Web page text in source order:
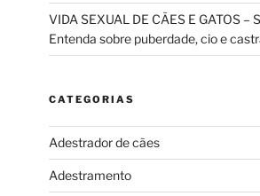
VIDA SEXUAL DE CÃES E GATOS –
Entenda sobre puberdade, cio e
CATEGORIAS
Adestrador de cães
Adestramento